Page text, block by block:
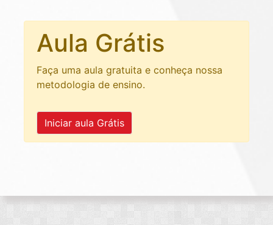
Aula Grátis
Faça uma aula gratuita e conheça nossa
metodologia de ensino.
Iniciar aula Grátis